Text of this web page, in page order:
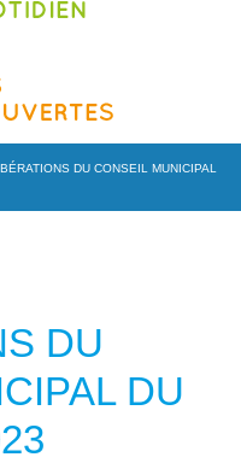
DU CONSEIL MUNICIPAL
DU
DU